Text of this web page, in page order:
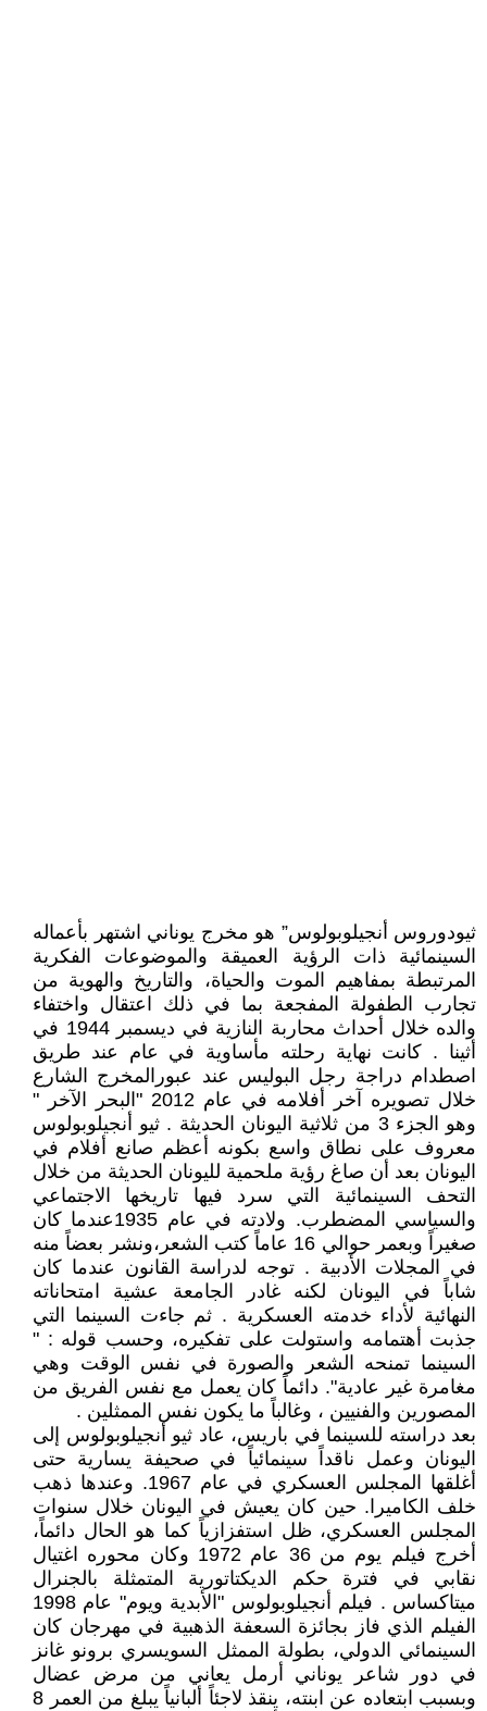
ثيودوروس أنجيلوبولوس” هو مخرج يوناني اشتهر بأعماله
السينمائية ذات الرؤية العميقة والموضوعات الفكرية
المرتبطة بمفاهيم الموت والحياة، والتاريخ والهوية من
تجارب الطفولة المفجعة بما في ذلك اعتقال واختفاء
والده خلال أحداث محاربة النازية في ديسمبر 1944 في
أثينا . كانت نهاية رحلته مأساوية في عام عند طريق
اصطدام دراجة رجل البوليس عند عبورالمخرج الشارع
خلال تصويره آخر أفلامه في عام 2012 "البحر الآخر "
وهو الجزء 3 من ثلاثية اليونان الحديثة . ثيو أنجيلوبولوس
معروف على نطاق واسع بكونه أعظم صانع أفلام في
اليونان بعد أن صاغ رؤية ملحمية لليونان الحديثة من خلال
التحف السينمائية التي سرد فيها تاريخها الاجتماعي
والسياسي المضطرب. ولادته في عام 1935عندما كان
صغيراً وبعمر حوالي 16 عاماً كتب الشعر،ونشر بعضاً منه
في المجلات الأدبية . توجه لدراسة القانون عندما كان
شاباً في اليونان لكنه غادر الجامعة عشية امتحاناته
النهائية لأداء خدمته العسكرية . ثم جاءت السينما التي
جذبت أهتمامه واستولت على تفكيره، وحسب قوله : "
السينما تمنحه الشعر والصورة في نفس الوقت وهي
مغامرة غير عادية". دائماً كان يعمل مع نفس الفريق من
المصورين والفنيين ، وغالباً ما يكون نفس الممثلين .
بعد دراسته للسينما في باريس، عاد ثيو أنجيلوبولوس إلى
اليونان وعمل ناقداً سينمائياً في صحيفة يسارية حتى
أغلقها المجلس العسكري في عام 1967. وعندها ذهب
خلف الكاميرا. حين كان يعيش في اليونان خلال سنوات
المجلس العسكري، ظل استفزازياً كما هو الحال دائماً،
أخرج فيلم يوم من 36 عام 1972 وكان محوره اغتيال
نقابي في فترة حكم الديكتاتورية المتمثلة بالجنرال
ميتاكساس . فيلم أنجيلوبولوس "الأبدية ويوم" عام 1998
الفيلم الذي فاز بجائزة السعفة الذهبية في مهرجان كان
السينمائي الدولي، بطولة الممثل السويسري برونو غانز
في دور شاعر يوناني أرمل يعاني من مرض عضال
وبسبب ابتعاده عن ابنته، ينقذ لاجئاً ألبانياً يبلغ من العمر 8